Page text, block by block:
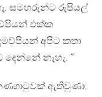
සමහරුන්ට රුපියල්
එක්ක
අපිට කතා
නැහැ. ˝
ඇතිවුණා.